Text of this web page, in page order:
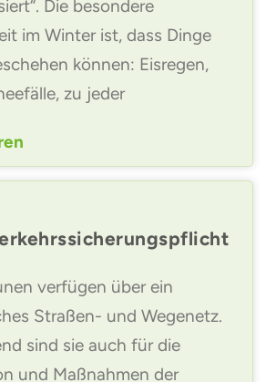
Die besondere
im Winter ist, dass Dinge
können: Eisregen,
zu jeder
verfügen über ein
Straßen- und Wegenetz.
sind sie auch für die
und Maßnahmen der